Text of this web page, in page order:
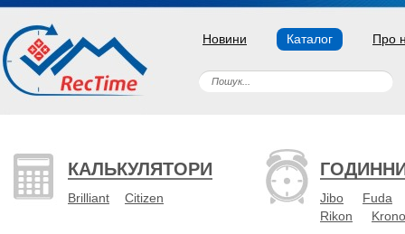
Новини Каталог Про
КАЛЬКУЛЯТОРИ
Brilliant Citizen Jibo
Fuda
Rikon